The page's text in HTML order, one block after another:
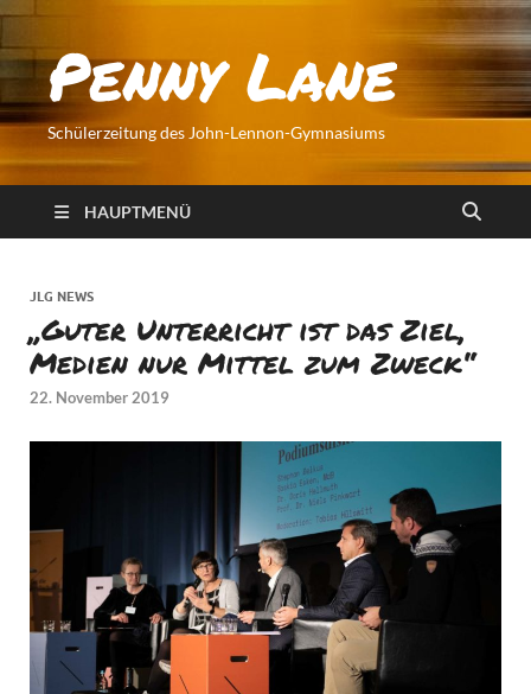
Penny Lane
Schülerzeitung des John-Lennon-Gymnasiums
HAUPTMENÜ
JLG NEWS
„Guter Unterricht ist das Ziel,
Medien nur Mittel zum Zweck“
22. November 2019